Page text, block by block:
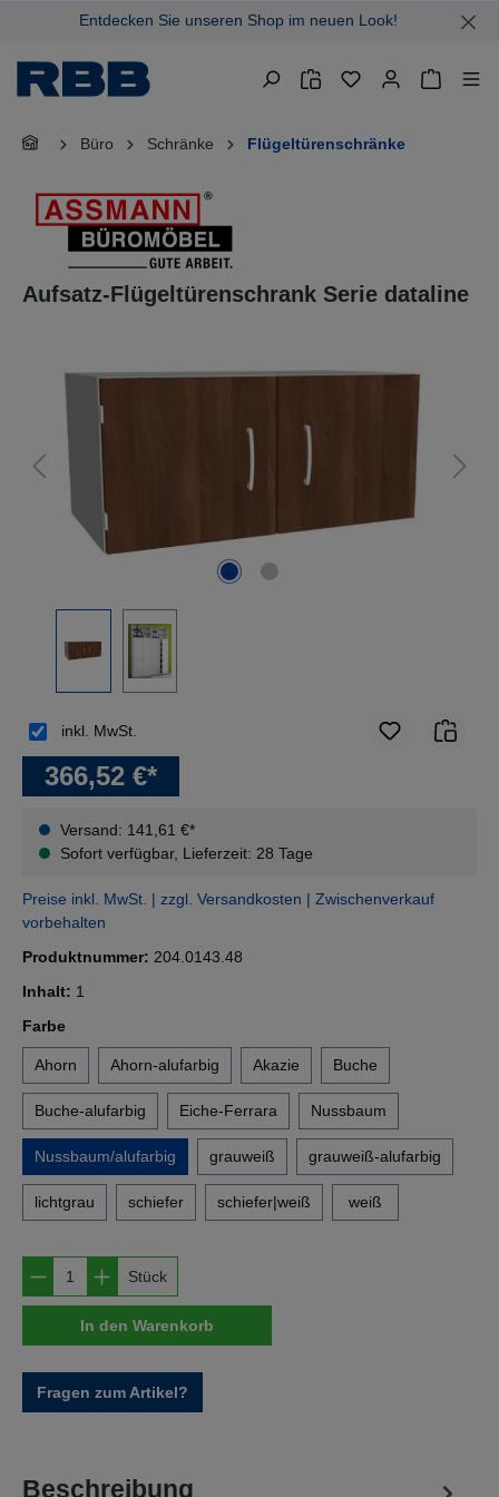
springenEntdecken Sie unseren Shop im neuen Look!
Büro Schränke Flügeltürenschränke
Aufsatz-Flügeltürenschrank Serie dataline
366,52 €*
Versand: 141,61 €*
Sofort verfügbar, Lieferzeit: 28 Tage
inkl. MwSt.
Preise inkl. MwSt. | zzgl. Versandkosten | Zwischenverkauf
vorbehalten
Produktnummer: 204.0143.48
Inhalt: 1
Farbeauswählen
Ahorn Ahorn-alufarbig Akazie Buche
Buche-alufarbig Eiche-Ferrara Nussbaum
Nussbaum/alufarbig grauweiß grauweiß-alufarbig
lichtgrau schiefer schiefer|weiß weiß
Produkt Anzahl: Gib den gewünschten
Stück
In den Warenkorb
Fragen zum Artikel?
Beschreibung